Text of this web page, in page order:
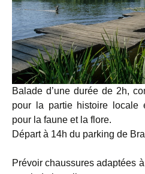
Balade d’une durée de 2h,
pour la partie histoire locale
pour la faune et la flore.
Départ à 14h du parking de
Prévoir chaussures adaptées